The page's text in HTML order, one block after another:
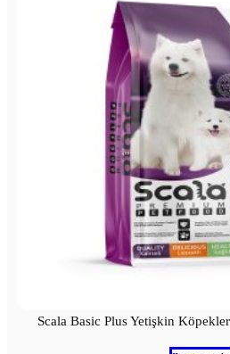
Scala Basic Plus Yetişkin